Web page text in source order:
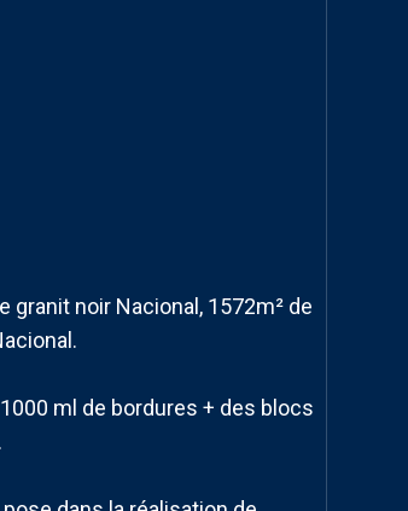
granit noir Nacional, 1572m² de
ml de bordures + des blocs